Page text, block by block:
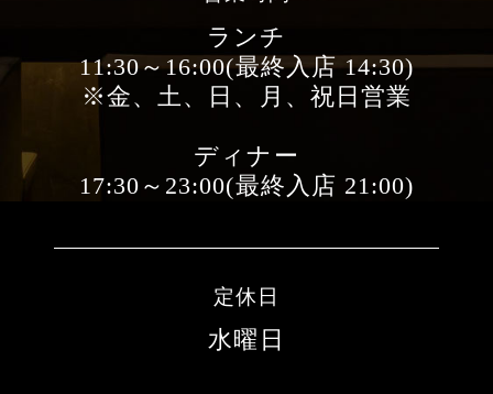
ランチ
11:30～16:00(最終入店 14:30)
※金、土、日、月、祝日営業
ディナー
17:30～23:00(最終入店 21:00)
定休日
水曜日